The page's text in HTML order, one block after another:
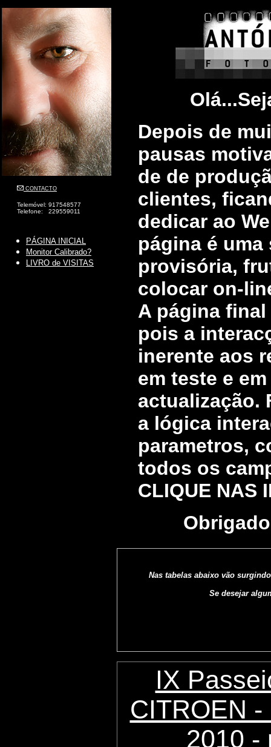
CONTACTO
Telemóvel: 917548577
Telefone: 229559011
PÁGINA INICIAL
Monitor Calibrado?
LIVRO de VISITAS
Depois de
pausas
de de
clientes,
dedicar ao
página é
provisória,
colocar on-
A página
pois a
inerente aos
em teste e
actualização.
a lógica
parametros,
todos os
CLIQUE NAS
Nas tabelas abaixo vão
Se desejar
IX
CITROEN -
2010 -